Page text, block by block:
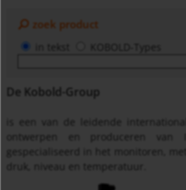
zoek product
in tekst KOBOLD-Types
De Kobold-Group
is een van de leidende
ontwerpen en produceren van
gespecialiseerd in het monitoren,
druk, niveau en temperatuur.